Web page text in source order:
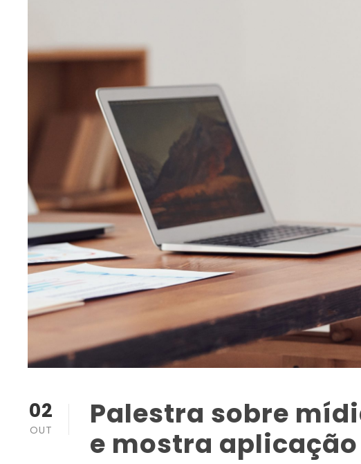
02
OUT
Palestra sobre
e mostra